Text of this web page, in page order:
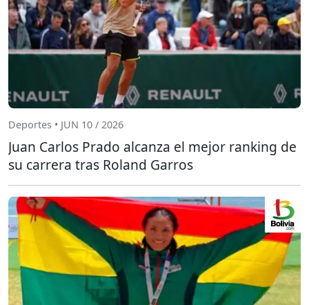
Deportes • JUN 10 / 2026
Juan Carlos Prado alcanza el mejor ranking de
su carrera tras Roland Garros